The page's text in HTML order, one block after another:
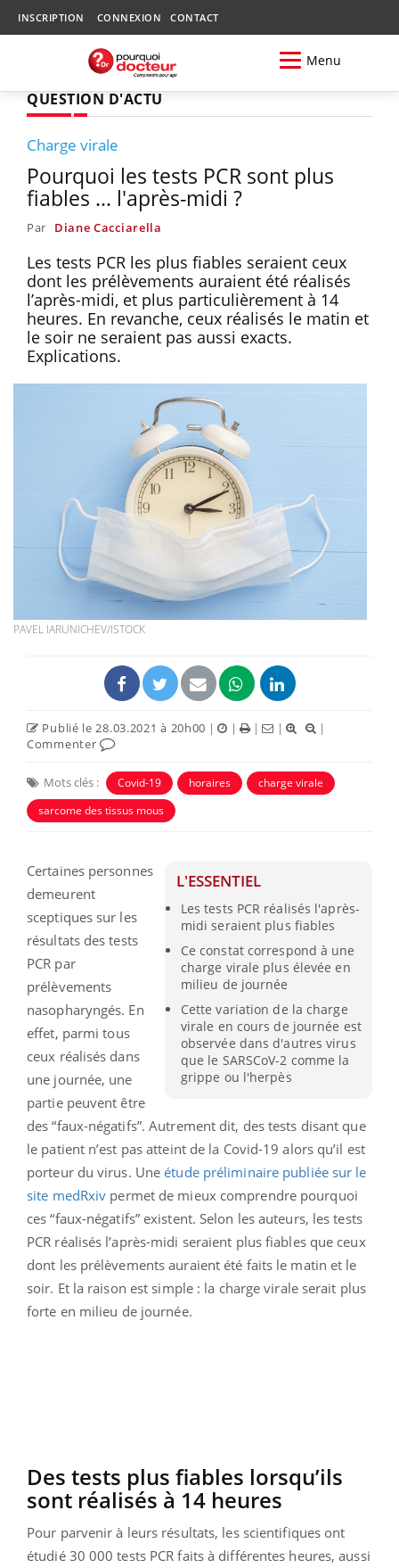
INSCRIPTION CONNEXION CONTACT
Menu
QUESTION D'ACTU
Charge virale
Pourquoi les tests PCR sont plus
fiables ... l'après-midi ?
Par Diane Cacciarella
Les tests PCR les plus fiables seraient ceux
dont les prélèvements auraient été réalisés
l’après-midi, et plus particulièrement à 14
heures. En revanche, ceux réalisés le matin et
le soir ne seraient pas aussi exacts.
Explications.
PAVEL IARUNICHEV/ISTOCK
Publié le 28.03.2021 à 20h00 | | | |
|
Commenter
Mots clés : Covid-19 horaires
charge virale
sarcome des tissus mous
L'ESSENTIEL
Les tests PCR réalisés l'après-
midi seraient plus fiables
Ce constat correspond à une
charge virale plus élevée en
milieu de journée
Cette variation de la charge
virale en cours de journée est
observée dans d'autres virus
que le SARSCoV-2 comme la
grippe ou l'herpès
Certaines personnes
demeurent
sceptiques sur les
résultats des tests
PCR par
prélèvements
nasopharyngés. En
effet, parmi tous
ceux réalisés dans
une journée, une
partie peuvent être
des “faux-négatifs”. Autrement dit, des tests disant que
le patient n’est pas atteint de la Covid-19 alors qu’il est
porteur du virus. Une étude préliminaire publiée sur le
site medRxiv permet de mieux comprendre pourquoi
ces “faux-négatifs” existent. Selon les auteurs, les tests
PCR réalisés l’après-midi seraient plus fiables que ceux
dont les prélèvements auraient été faits le matin et le
soir. Et la raison est simple : la charge virale serait plus
forte en milieu de journée.
Des tests plus fiables lorsqu’ils
sont réalisés à 14 heures
Pour parvenir à leurs résultats, les scientifiques ont
étudié 30 000 tests PCR faits à différentes heures, aussi